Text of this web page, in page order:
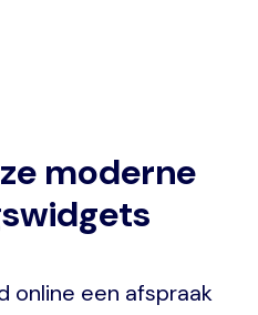
moderne
online een afspraak